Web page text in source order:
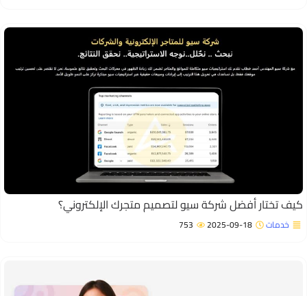
تختار أفضل شركة سيو لتصميم متجرك الإلكتروني؟
خدمات 2025-09-18
753